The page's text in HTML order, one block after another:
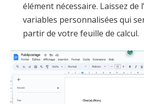
élément nécessaire. Laissez de
variables personnalisées qui
partir de votre feuille de calcul.